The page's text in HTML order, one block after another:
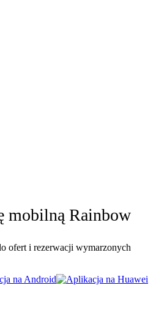
mobilną Rainbow
ofert i rezerwacji wymarzonych